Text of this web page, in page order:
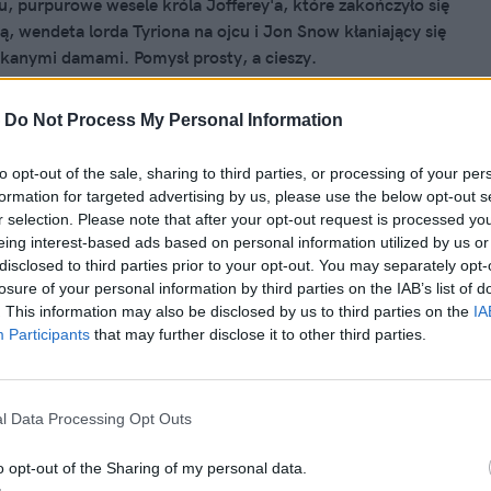
Do Not Process My Personal Information
opt-out of the sale, sharing to third parties, or processing of your
for targeted advertising by us, please use the below opt-out
selection. Please note that after your opt-out request is processed
interest-based ads based on personal information utilized by us
to third parties prior to your opt-out. You may separately
of your personal information by third parties on the IAB’s list of
This information may also be disclosed by us to third parties on the
Participants that may further disclose it to other third parties.
Data Processing Opt Outs
opt-out of the Sharing of my personal data.
purpurowe wesele króla Jofferey'a, które zakończyło się
wendeta lorda Tyriona na ojcu i Jon Snow kłaniający się
damami. Pomysł prosty, a cieszy.
2016, 06:03
szósty sezon „Gry o Tron”
- bo może i chce. Nikt mu
nie odmówi
„Gra o Tron” przyznali, że prezydent Stanów
obejrzy szósty sezon przed jego premierą w stacji HBO.
się nie odmawia.
2016, 20:06